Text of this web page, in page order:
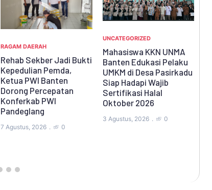
Mahasiswa KKN UNMA
Banten Edukasi Pelaku
UMKM di Desa Pasirkadu
Siap Hadapi Wajib
Sertifikasi Halal
Oktober 2026
3 Agustus, 2026
RAGAM DAERAH
Bupati Dewi Setiani
Buka Sekolah Atletik
Badak Pandeglang Cup V
Tahun 2026 di Stadion
1 Agustus, 2026 0